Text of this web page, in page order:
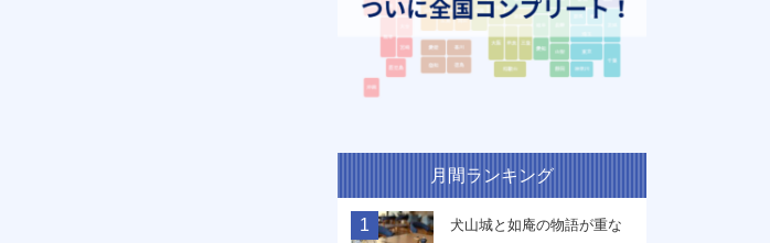
月間ランキング
1
犬山城と如庵の物語が重な